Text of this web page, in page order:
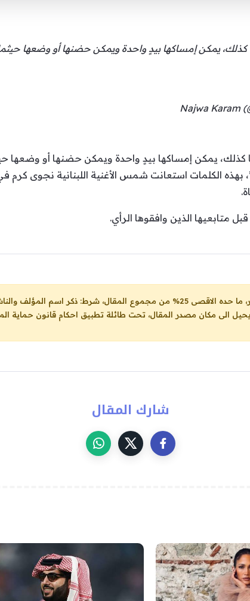
كذلك، يمكن إمساكها بيدٍ واحدة ويمكن حضنها أو وضعها
كذلك، يمكن إمساكها بيدٍ واحدة ويمكن حضنها أو وضعها
بهذه الكلمات استعانت شمس الأغنية اللبنانية نجوى
متابعيها الذين وافقوها الرأي.
اسم المؤلف والناشر ووضع رابط
يحيل الى مكان مصدر المقال، تحت طائلة تطبيق احكام قانون حماية
شارك المقال